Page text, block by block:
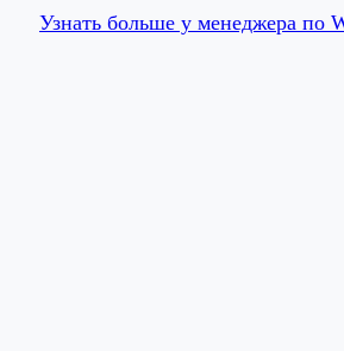
Узнать больше у менеджера по